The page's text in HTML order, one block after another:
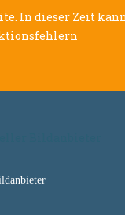
In dieser Zeit